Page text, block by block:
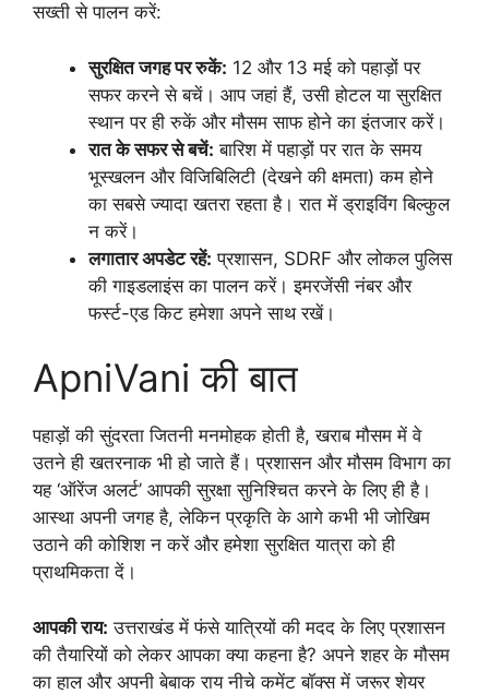
सख्ती से पालन करें:
सुरक्षित जगह पर रुकें: 12 और 13 मई को पहाड़ों पर
सफर करने से बचें। आप जहां हैं, उसी होटल या सुरक्षित
स्थान पर ही रुकें और मौसम साफ होने का इंतजार करें।
रात के सफर से बचें: बारिश में पहाड़ों पर रात के समय
भूस्खलन और विजिबिलिटी (देखने की क्षमता) कम होने
का सबसे ज्यादा खतरा रहता है। रात में ड्राइविंग बिल्कुल
न करें।
लगातार अपडेट रहें: प्रशासन, SDRF और लोकल पुलिस
की गाइडलाइंस का पालन करें। इमरजेंसी नंबर और
फर्स्ट-एड किट हमेशा अपने साथ रखें।
ApniVani की बात
पहाड़ों की सुंदरता जितनी मनमोहक होती है, खराब मौसम में वे
उतने ही खतरनाक भी हो जाते हैं। प्रशासन और मौसम विभाग का
यह ‘ऑरेंज अलर्ट’ आपकी सुरक्षा सुनिश्चित करने के लिए ही है।
आस्था अपनी जगह है, लेकिन प्रकृति के आगे कभी भी जोखिम
उठाने की कोशिश न करें और हमेशा सुरक्षित यात्रा को ही
प्राथमिकता दें।
आपकी राय: उत्तराखंड में फंसे यात्रियों की मदद के लिए प्रशासन
की तैयारियों को लेकर आपका क्या कहना है? अपने शहर के मौसम
का हाल और अपनी बेबाक राय नीचे कमेंट बॉक्स में जरूर शेयर